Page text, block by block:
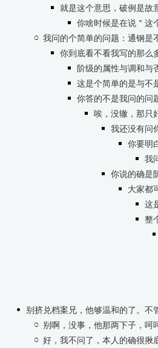
就是这个意思，破例是故
你啥时候是在说＂这
我问的个简单的问题：通钢是
你到底看不看我写的那么
阶级的属性与调和与
这是个简单的是与不
你答的不是我问的
唉，没辙，那只
我还没有问
你要明
我
你说的确是
大家都
这
整
别挤兑档案兄，他够温和的了。不
别啊，没事，他那两下子，呵
好，我不问了，本人的确很揪